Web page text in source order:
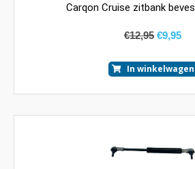
Carqon Cruise zitbank
€12,95 €9,95
In winkelwagen